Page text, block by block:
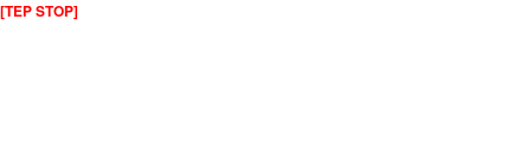
[TEP STOP]